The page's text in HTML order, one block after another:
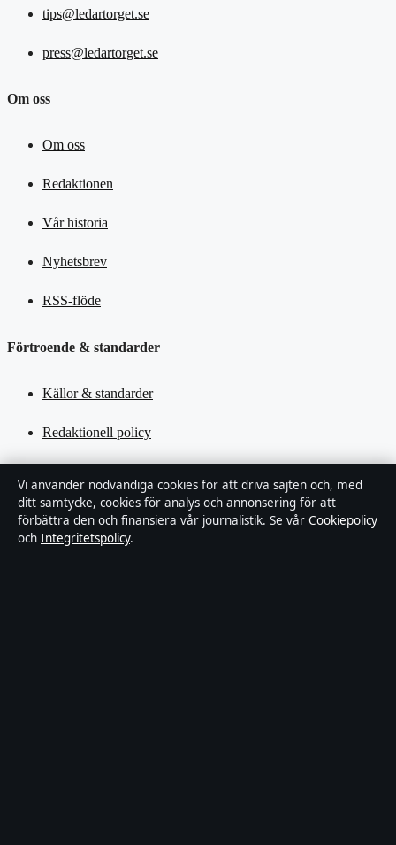
tips@ledartorget.se
press@ledartorget.se
Om oss
Om oss
Redaktionen
Vår historia
Nyhetsbrev
RSS-flöde
Förtroende & standarder
Källor & standarder
Redaktionell policy
Tillgänglighetsredogörelse
Kändisar & integritet
Vi använder nödvändiga cookies för att driva sajten och, med
ditt samtycke, cookies för analys och annonsering för att
förbättra den och finansiera vår journalistik. Se vår Cookiepolicy
och Integritetspolicy.